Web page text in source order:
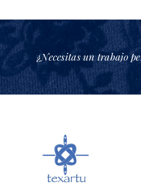
¿Necesitas un trabajo